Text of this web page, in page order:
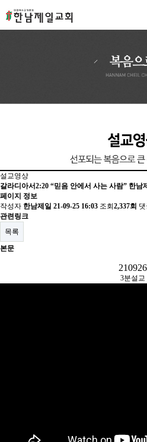
설교영상
갈라디아서2:20 “믿음 안에서 사는 사람” 한남
페이지 정보
작성자 한남제일 21-09-25 16:03 조회2,337회
관련링크
목록
본문
210926
3분설교